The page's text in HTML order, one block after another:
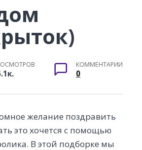
КОММЕНТАРИИ
0
желание поздравить
это хочется с помощью
В этой подборке мы